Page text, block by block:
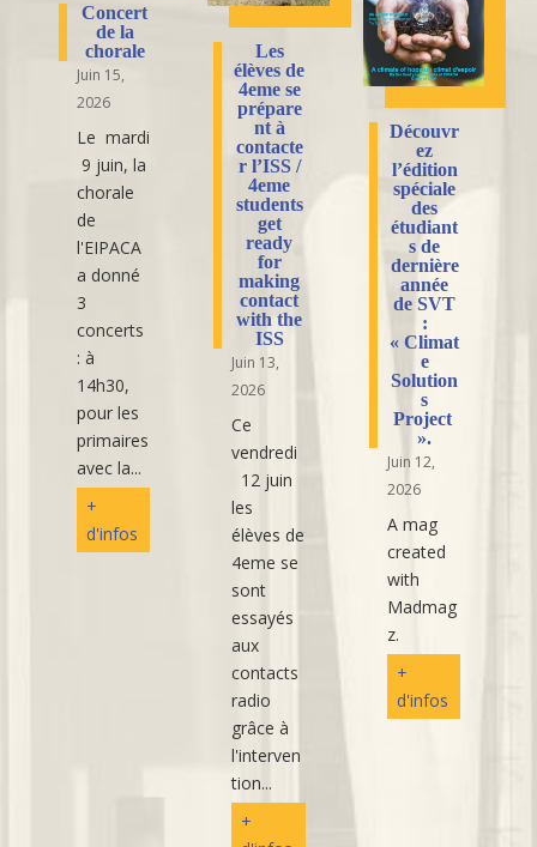
Concert
de la
chorale
Juin 15,
2026
Le mardi
9 juin, la
chorale
de
l'EIPACA
a donné
3
concerts
: à
14h30,
pour les
primaires
avec la...
+
d'infos
Les
élèves de
4eme se
prépare
nt à
contacte
r l’ISS /
4eme
students
get
ready
for
making
contact
with the
ISS
Juin 13,
2026
Ce
vendredi
12 juin
les
élèves de
4eme se
sont
essayés
aux
contacts
radio
grâce à
l'interven
tion...
+
Découvr
ez
l’édition
spéciale
des
étudiant
s de
dernière
année
de SVT
:
« Climat
e
Solution
s
Project
».
Juin 12,
2026
A mag
created
with
Madmag
z.
+
d'infos